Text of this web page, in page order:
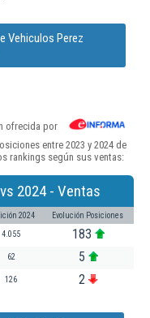
Vehiculos Perez
ofrecida por
entre 2023 y 2024 de
rankings según sus ventas:
2024 - Ventas
2024 Evolución Posiciones
4.055 183
62 5
126 2